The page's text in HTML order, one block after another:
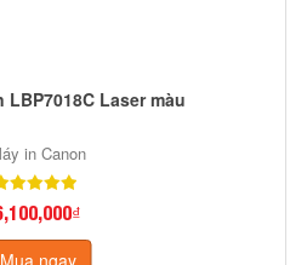
LBP7018C Laser màu
in Canon